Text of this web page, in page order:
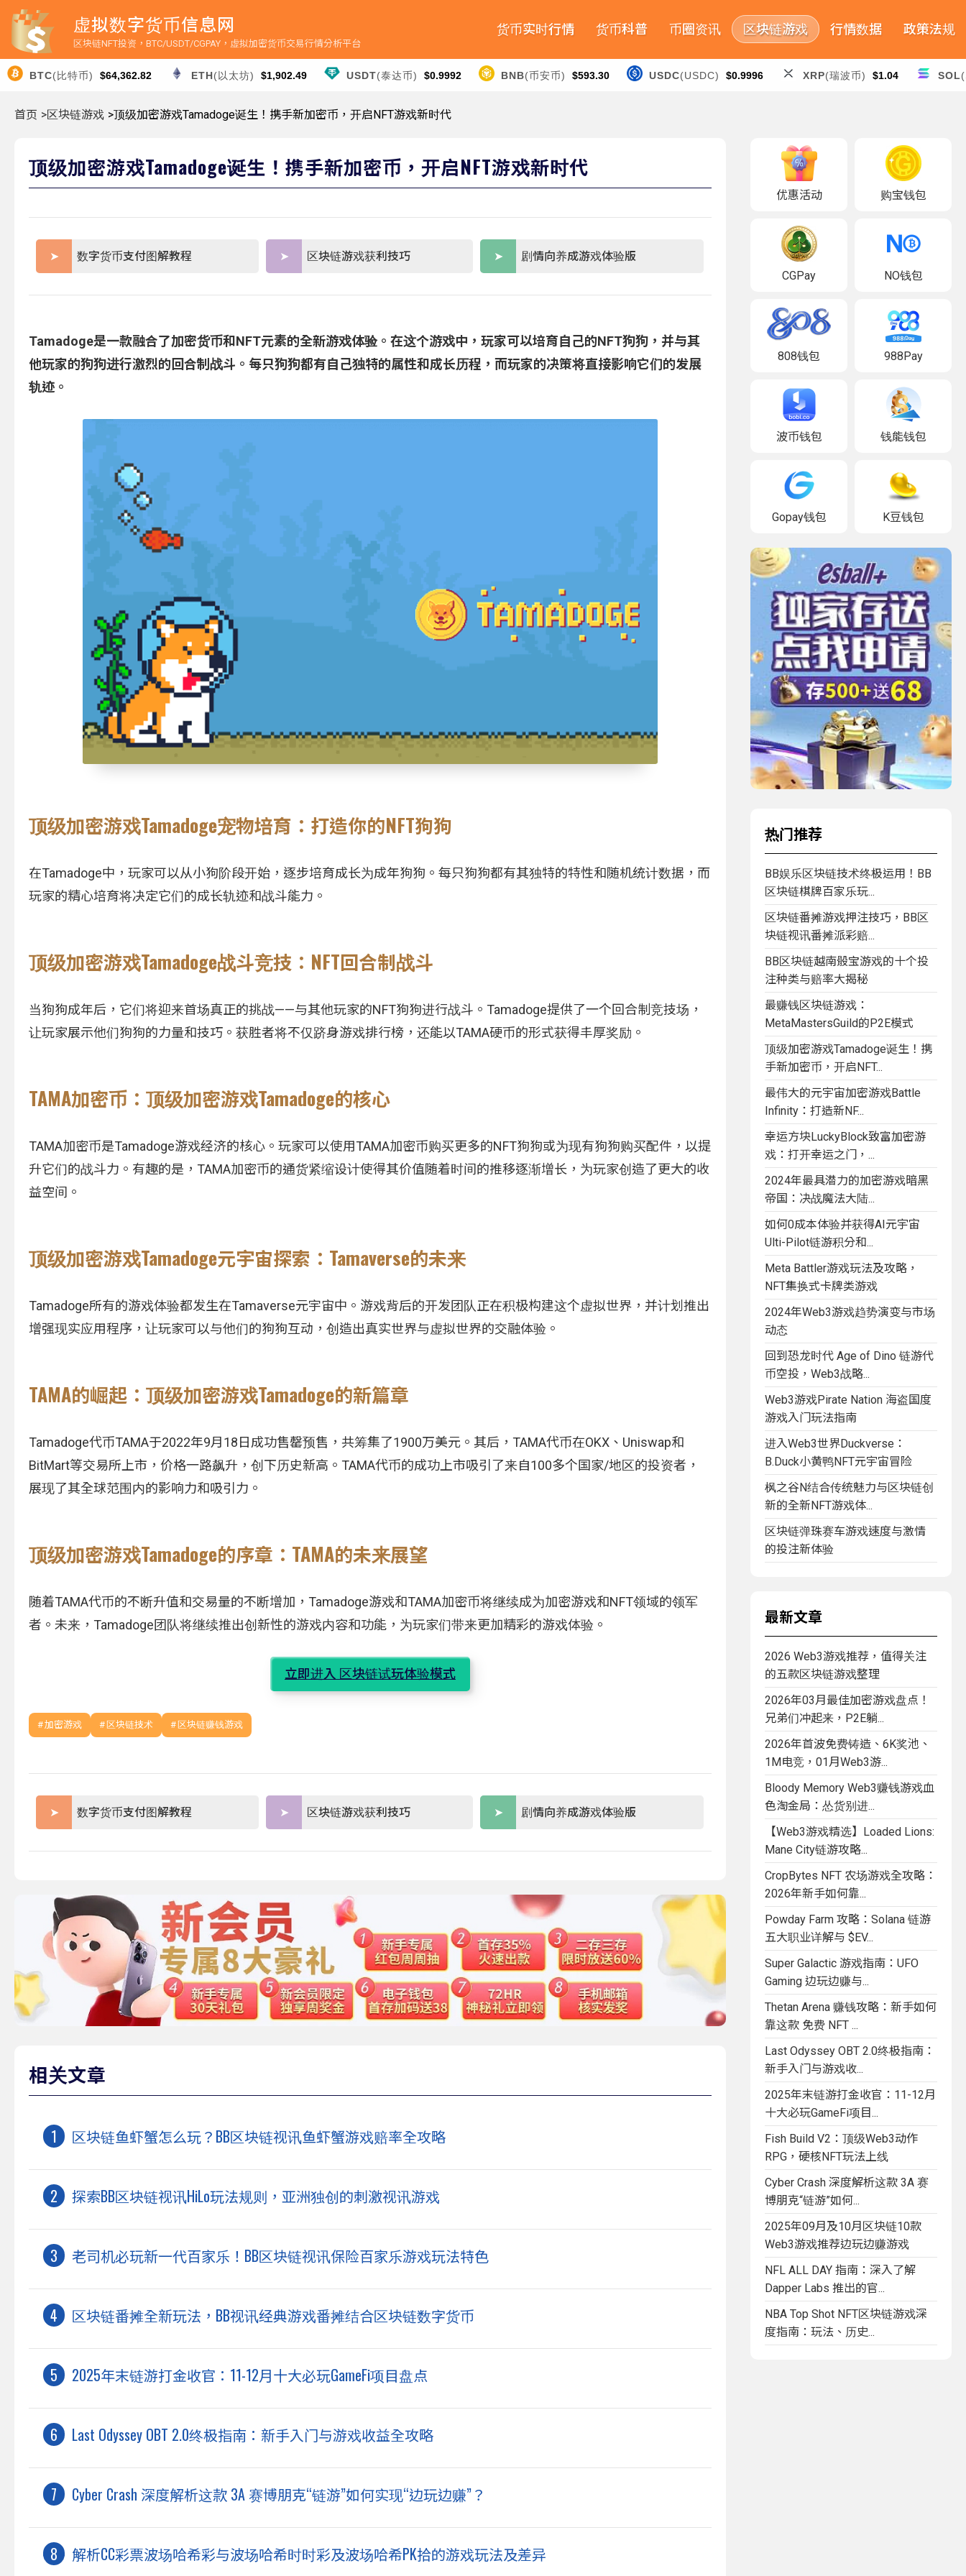
虚拟数字货币信息网
区块链NFT投资，BTC/USDT/CGPAY，虚拟加密货币交易行情分析平台
货币实时行情 货币科普 币圈资讯 区块链游戏 行情数据 政策法规
BTC(比特币) $64,362.82 ETH(以太坊) $1,902.49 USDT(泰达币) $0.9992 BNB(币安币) $593.30 USDC(USDC) $0.9996 XRP(瑞波币) $1.04 SOL
首页 >区块链游戏 >顶级加密游戏Tamadoge诞生！携手新加密币，开启NFT游戏新时代
顶级加密游戏Tamadoge诞生！携手新加密币，开启NFT游戏新时代
数字货币支付图解教程 区块链游戏获利技巧 剧情向养成游戏体验版
Tamadoge是一款融合了加密货币和NFT元素的全新游戏体验。在这个游戏中，玩家可以培育自己的NFT狗狗，并与其
他玩家的狗狗进行激烈的回合制战斗。每只狗狗都有自己独特的属性和成长历程，而玩家的决策将直接影响它们的发展
轨迹。
顶级加密游戏Tamadoge宠物培育：打造你的NFT狗狗
在Tamadoge中，玩家可以从小狗阶段开始，逐步培育成长为成年狗狗。每只狗狗都有其独特的特性和随机统计数据，而
玩家的精心培育将决定它们的成长轨迹和战斗能力。
顶级加密游戏Tamadoge战斗竞技：NFT回合制战斗
当狗狗成年后，它们将迎来首场真正的挑战——与其他玩家的NFT狗狗进行战斗。Tamadoge提供了一个回合制竞技场，
让玩家展示他们狗狗的力量和技巧。获胜者将不仅跻身游戏排行榜，还能以TAMA硬币的形式获得丰厚奖励。
TAMA加密币：顶级加密游戏Tamadoge的核心
TAMA加密币是Tamadoge游戏经济的核心。玩家可以使用TAMA加密币购买更多的NFT狗狗或为现有狗狗购买配件，以提
升它们的战斗力。有趣的是，TAMA加密币的通货紧缩设计使得其价值随着时间的推移逐渐增长，为玩家创造了更大的收
益空间。
顶级加密游戏Tamadoge元宇宙探索：Tamaverse的未来
Tamadoge所有的游戏体验都发生在Tamaverse元宇宙中。游戏背后的开发团队正在积极构建这个虚拟世界，并计划推出
增强现实应用程序，让玩家可以与他们的狗狗互动，创造出真实世界与虚拟世界的交融体验。
TAMA的崛起：顶级加密游戏Tamadoge的新篇章
Tamadoge代币TAMA于2022年9月18日成功售罄预售，共筹集了1900万美元。其后，TAMA代币在OKX、Uniswap和
BitMart等交易所上市，价格一路飙升，创下历史新高。TAMA代币的成功上市吸引了来自100多个国家/地区的投资者，
展现了其全球范围内的影响力和吸引力。
顶级加密游戏Tamadoge的序章：TAMA的未来展望
随着TAMA代币的不断升值和交易量的不断增加，Tamadoge游戏和TAMA加密币将继续成为加密游戏和NFT领域的领军
者。未来，Tamadoge团队将继续推出创新性的游戏内容和功能，为玩家们带来更加精彩的游戏体验。
立即进入 区块链试玩体验模式
加密游戏 区块链技术 区块链赚钱游戏
数字货币支付图解教程 区块链游戏获利技巧 剧情向养成游戏体验版
相关文章
区块链鱼虾蟹怎么玩？BB区块链视讯鱼虾蟹游戏赔率全攻略
探索BB区块链视讯HiLo玩法规则，亚洲独创的刺激视讯游戏
老司机必玩新一代百家乐！BB区块链视讯保险百家乐游戏玩法特色
区块链番摊全新玩法，BB视讯经典游戏番摊结合区块链数字货币
2025年末链游打金收官：11-12月十大必玩GameFi项目盘点
Last Odyssey OBT 2.0终极指南：新手入门与游戏收益全攻略
Cyber Crash 深度解析这款 3A 赛博朋克“链游”如何实现“边玩边赚”？
解析CC彩票波场哈希彩与波场哈希时时彩及波场哈希PK拾的游戏玩法及差异
优惠活动 购宝钱包
CGPay NO钱包
808钱包 988Pay
波币钱包 钱能钱包
Gopay钱包 K豆钱包
热门推荐
BB娱乐区块链技术终极运用！BB
区块链棋牌百家乐玩...
区块链番摊游戏押注技巧，BB区
块链视讯番摊派彩赔...
BB区块链越南骰宝游戏的十个投
注种类与赔率大揭秘
最赚钱区块链游戏：
MetaMastersGuild的P2E模式
顶级加密游戏Tamadoge诞生！携
手新加密币，开启NFT...
最伟大的元宇宙加密游戏Battle
Infinity：打造新NF...
幸运方块LuckyBlock致富加密游
戏：打开幸运之门，...
2024年最具潜力的加密游戏暗黑
帝国：决战魔法大陆...
如何0成本体验并获得AI元宇宙
Ulti-Pilot链游积分和...
Meta Battler游戏玩法及攻略，
NFT集换式卡牌类游戏
2024年Web3游戏趋势演变与市场
动态
回到恐龙时代 Age of Dino 链游代
币空投，Web3战略...
Web3游戏Pirate Nation 海盗国度
游戏入门玩法指南
进入Web3世界Duckverse：
B.Duck小黄鸭NFT元宇宙冒险
枫之谷N结合传统魅力与区块链创
新的全新NFT游戏体...
区块链弹珠赛车游戏速度与激情
的投注新体验
最新文章
2026 Web3游戏推荐，值得关注
的五款区块链游戏整理
2026年03月最佳加密游戏盘点！
兄弟们冲起来，P2E躺...
2026年首波免费铸造、6K奖池、
1M电竞，01月Web3游...
Bloody Memory Web3赚钱游戏血
色淘金局：怂货别进...
【Web3游戏精选】Loaded Lions:
Mane City链游攻略...
CropBytes NFT 农场游戏全攻略：
2026年新手如何靠...
Powday Farm 攻略：Solana 链游
五大职业详解与 $EV...
Super Galactic 游戏指南：UFO
Gaming 边玩边赚与...
Thetan Arena 赚钱攻略：新手如何
靠这款 免费 NFT ...
Last Odyssey OBT 2.0终极指南：
新手入门与游戏收...
2025年末链游打金收官：11-12月
十大必玩GameFi项目...
Fish Build V2：顶级Web3动作
RPG，硬核NFT玩法上线
Cyber Crash 深度解析这款 3A 赛
博朋克“链游”如何...
2025年09月及10月区块链10款
Web3游戏推荐边玩边赚游戏
NFL ALL DAY 指南：深入了解
Dapper Labs 推出的官...
NBA Top Shot NFT区块链游戏深
度指南：玩法、历史...